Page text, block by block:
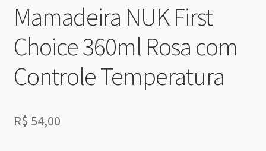
Mamadeira NUK First
Choice 360ml Rosa com
Controle Temperatura
R$ 54,00